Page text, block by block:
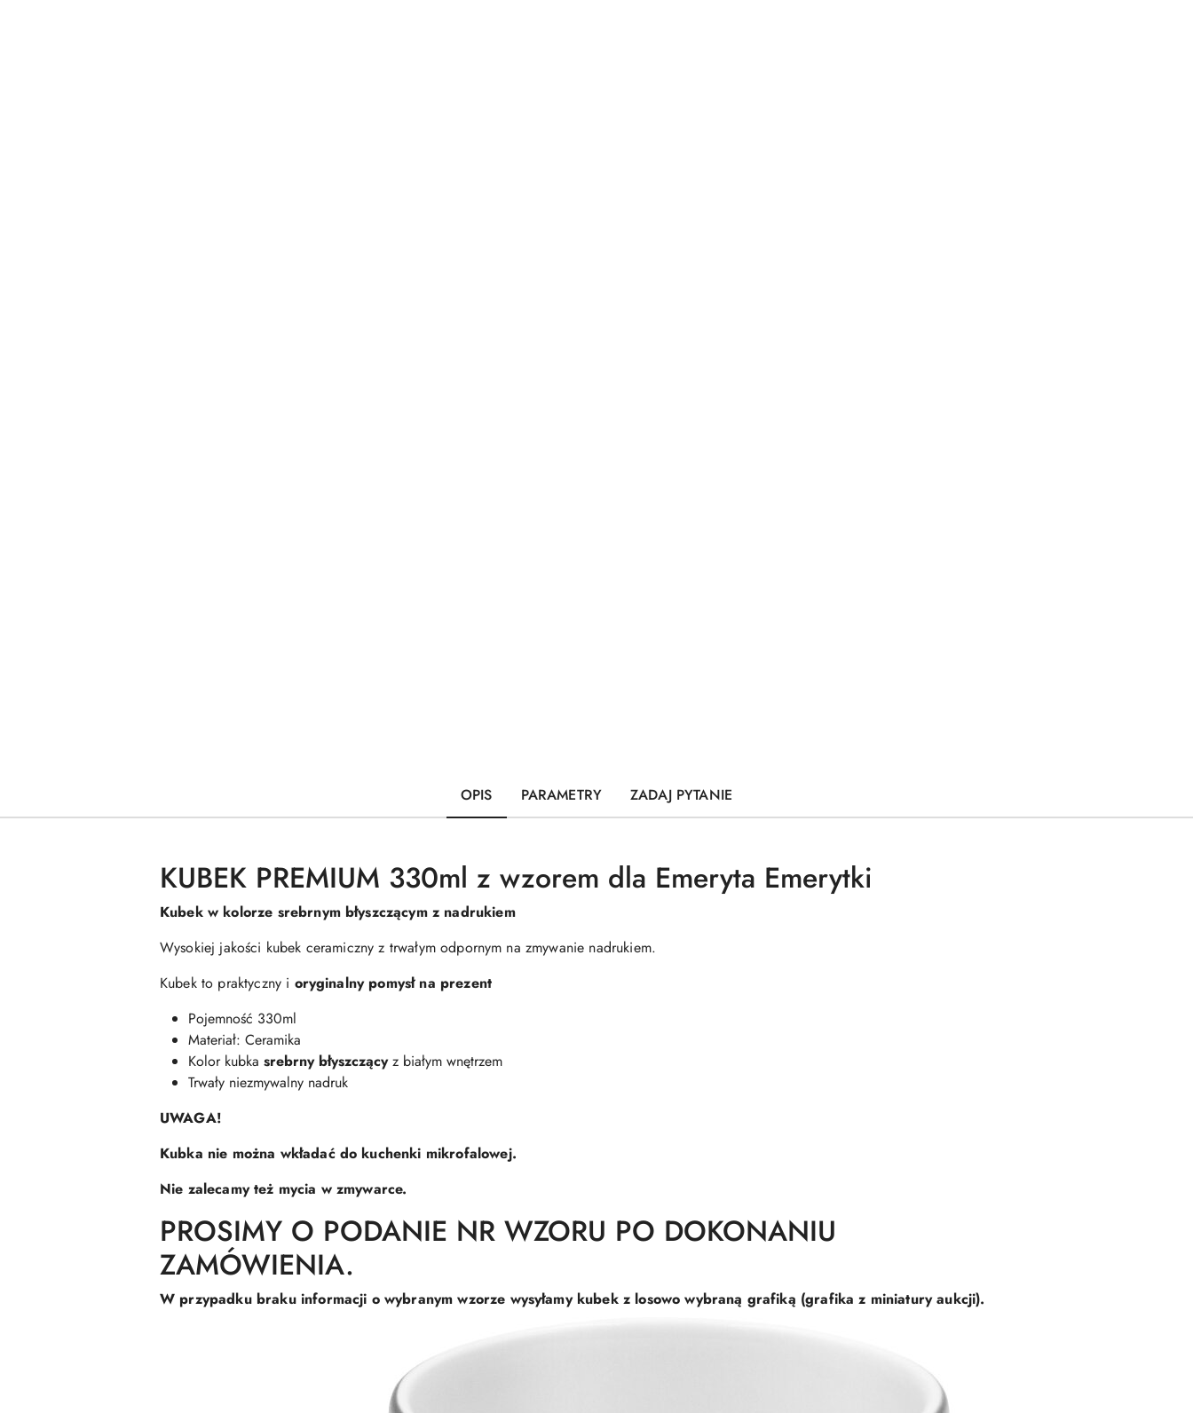
OPIS PARAMETRY ZADAJ PYTANIE
KUBEK PREMIUM 330ml z wzorem dla Emeryta Emerytki
Kubek w kolorze srebrnym błyszczącym z nadrukiem
Wysokiej jakości kubek ceramiczny z trwałym odpornym na zmywanie nadrukiem.
Kubek to praktyczny i oryginalny pomysł na prezent
Pojemność 330ml
Materiał: Ceramika
Kolor kubka srebrny błyszczącyz białym wnętrzem
Trwały niezmywalny nadruk
UWAGA!
Kubka nie można wkładać do kuchenki mikrofalowej.
Nie zalecamy też mycia w zmywarce.
PROSIMY O PODANIE NR WZORU PO DOKONANIU
ZAMÓWIENIA.
W przypadku braku informacji o wybranym wzorze wysyłamy kubek z losowo wybraną grafiką (grafika z miniatury aukcji).